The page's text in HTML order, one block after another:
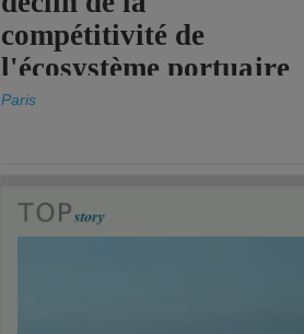
compétitivité de
l'écosystème portuaire
de l'État.
Paris